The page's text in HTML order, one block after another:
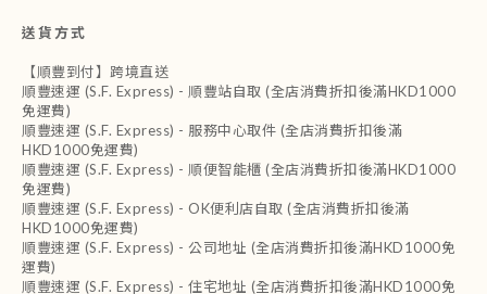
送貨方式
【順豐到付】跨境直送
順豐速運 (S.F. Express) - 順豐站自取 (全店消費折扣後滿HKD1000
免運費)
順豐速運 (S.F. Express) - 服務中心取件 (全店消費折扣後滿
HKD1000免運費)
順豐速運 (S.F. Express) - 順便智能櫃 (全店消費折扣後滿HKD1000
免運費)
順豐速運 (S.F. Express) - OK便利店自取 (全店消費折扣後滿
HKD1000免運費)
順豐速運 (S.F. Express) - 公司地址 (全店消費折扣後滿HKD1000免
運費)
順豐速運 (S.F. Express) - 住宅地址 (全店消費折扣後滿HKD1000免